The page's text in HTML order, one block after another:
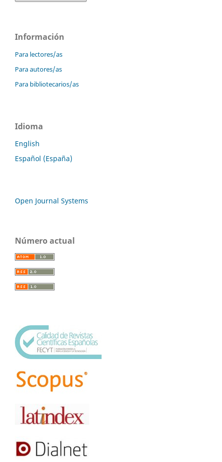
Información
Para lectores/as
Para autores/as
Para bibliotecarios/as
Idioma
English
Español (España)
Open Journal Systems
Número actual